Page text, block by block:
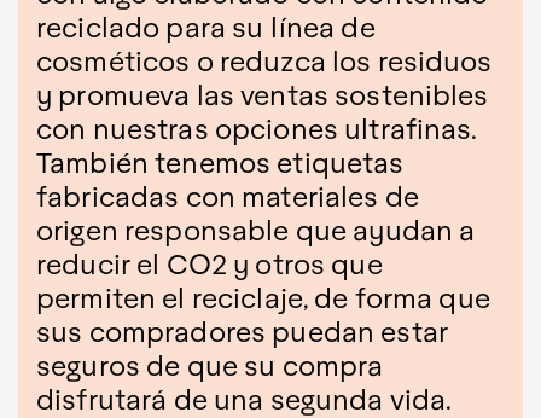
reciclado para su línea de
cosméticos o reduzca los residuos
y promueva las ventas sostenibles
con nuestras opciones ultrafinas.
También tenemos etiquetas
fabricadas con materiales de
origen responsable que ayudan a
reducir el CO2 y otros que
permiten el reciclaje, de forma que
sus compradores puedan estar
seguros de que su compra
disfrutará de una segunda vida.